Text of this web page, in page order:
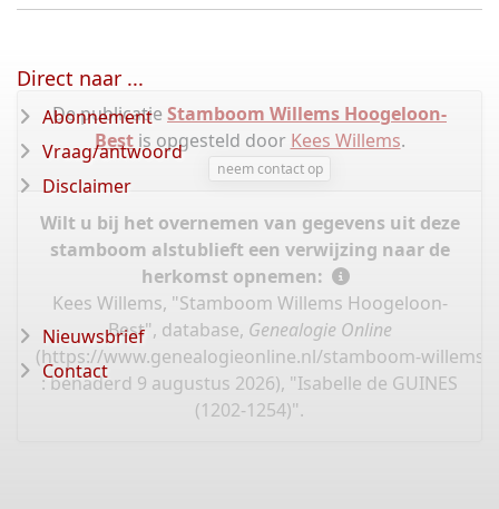
De publicatie Stamboom Willems Hoogeloon-
Bestis opgesteld door Kees Willems.
neem contact op
Wilt u bij het overnemen van gegevens uit deze
stamboom alstublieft een verwijzing naar de
herkomst opnemen:
Kees Willems, "Stamboom Willems Hoogeloon-
Best", database, Genealogie Online
(https://www.genealogieonline.nl/stamboom-willems-
: benaderd 9 augustus 2026), "Isabelle de GUINES
(1202-1254)".
Direct naar ...
Abonnement
Vraag/antwoord
Disclaimer
Nieuwsbrief
Contact